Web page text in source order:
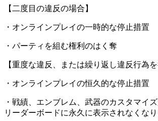
【二度目の違反の場合】
・オンラインプレイの一時的な停止措置
・パーティを組む権利のはく奪
【重度な違反、または繰り返し違反行為を
・オンラインプレイの恒久的な停止措置
・戦績、エンブレム、武器のカスタマイ
リーダーボードに永久に表示されなくなり